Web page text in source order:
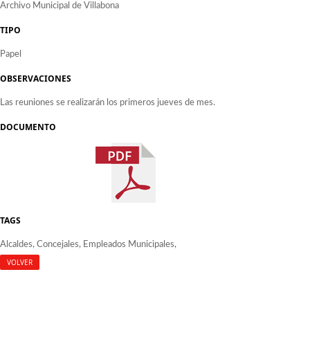
Archivo Municipal de Villabona
TIPO
Papel
OBSERVACIONES
Las reuniones se realizarán los primeros jueves de mes.
DOCUMENTO
TAGS
Alcaldes Concejales
Empleados Municipales
VOLVER